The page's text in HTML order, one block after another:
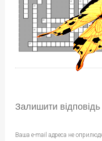
Залишити відповідь
Ваша e-mail адреса не